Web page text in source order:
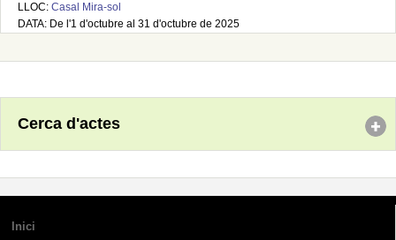
LLOC: Casal Mira-sol
DATA: De l'1 d'octubre al 31 d'octubre de 2025
Cerca d'actes
Inici